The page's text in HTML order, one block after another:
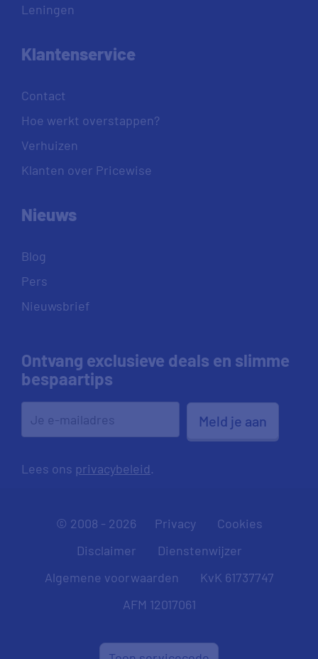
Leningen
Klantenservice
Contact
Hoe werkt overstappen?
Verhuizen
Klanten over Pricewise
Nieuws
Blog
Pers
Nieuwsbrief
Ontvang exclusieve deals en slimme
bespaartips
Meld je aan
Lees ons privacybeleid.
© 2008 - 2026 Privacy
Cookies
Disclaimer
Dienstenwijzer
Algemene voorwaarden
KvK 61737747
AFM 12017061